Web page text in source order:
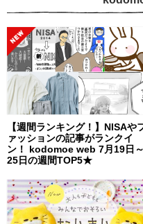
【週間ランキング！】NISAや
ァッションの記事がランクイ
ン！ kodomoe web 7月19日～
25日の週間TOP5★